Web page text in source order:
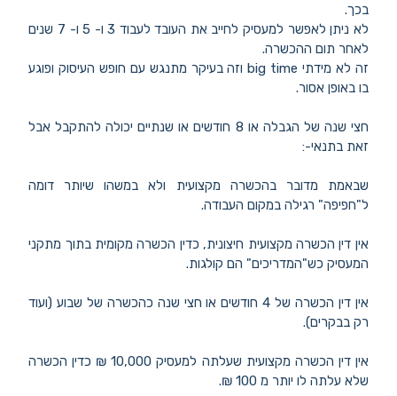
בכך.
לא ניתן לאפשר למעסיק לחייב את העובד לעבוד 3 ו- 5 ו- 7 שנים
לאחר תום ההכשרה.
זה לא מידתי big time וזה בעיקר מתנגש עם חופש העיסוק ופוגע
בו באופן אסור.
חצי שנה של הגבלה או 8 חודשים או שנתיים יכולה להתקבל אבל
זאת בתנאי-:
שבאמת מדובר בהכשרה מקצועית ולא במשהו שיותר דומה
ל"חפיפה" רגילה במקום העבודה.
אין דין הכשרה מקצועית חיצונית, כדין הכשרה מקומית בתוך מתקני
המעסיק כש"המדריכים" הם קולגות.
אין דין הכשרה של 4 חודשים או חצי שנה כהכשרה של שבוע (ועוד
רק בבקרים).
אין דין הכשרה מקצועית שעלתה למעסיק 10,000 ₪ כדין הכשרה
שלא עלתה לו יותר מ 100 ₪.